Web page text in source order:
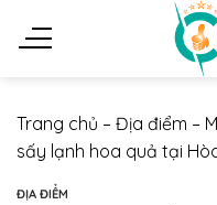
Trang chủ – Địa điểm –
sấy lạnh hoa quả tại
ĐỊA ĐIỂM